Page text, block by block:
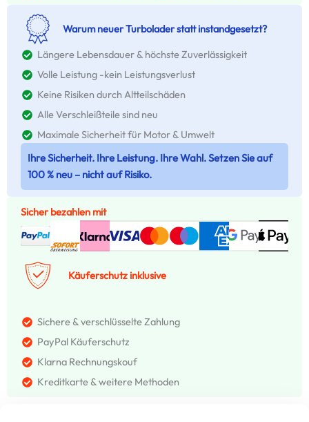
Warum neuer Turbolader statt instandgesetzt?
Längere Lebensdauer & höchste Zuverlässigkeit
Volle Leistung -kein Leistungsverlust
Keine Risiken durch Altteilschäden
Alle Verschleißteile sind neu
Maximale Sicherheit für Motor & Umwelt
Ihre Sicherheit. Ihre Leistung. Ihre Wahl. Setzen Sie auf
100 % neu – nicht auf Risiko.
Sicher bezahlen mit
Käuferschutz inklusive
Sichere & verschlüsselte Zahlung
PayPal Käuferschutz
Klarna Rechnungskouf
Kreditkarte & weitere Methoden